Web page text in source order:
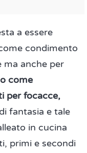
a essere
condimento
ma anche per
come
per focacce,
fantasia e tale
in cucina
primi e secondi